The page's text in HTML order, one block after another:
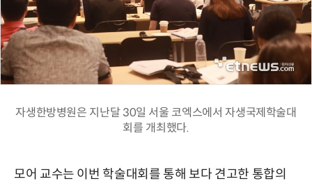
자생한방병원은 지난달 30일 서울 코엑스에서 자생국제학술대
회를 개최했다.
모어 교수는 이번 학술대회를 통해 보다 견고한 통합의